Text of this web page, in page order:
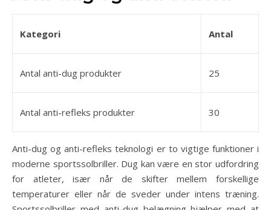
Kategori Antal
Antal anti-dug produkter 25
Antal anti-refleks produkter 30
Anti-dug og anti-refleks teknologi er to vigtige funktioner i
moderne sportssolbriller. Dug kan være en stor udfordring
for atleter, især når de skifter mellem forskellige
temperaturer eller når de sveder under intens træning.